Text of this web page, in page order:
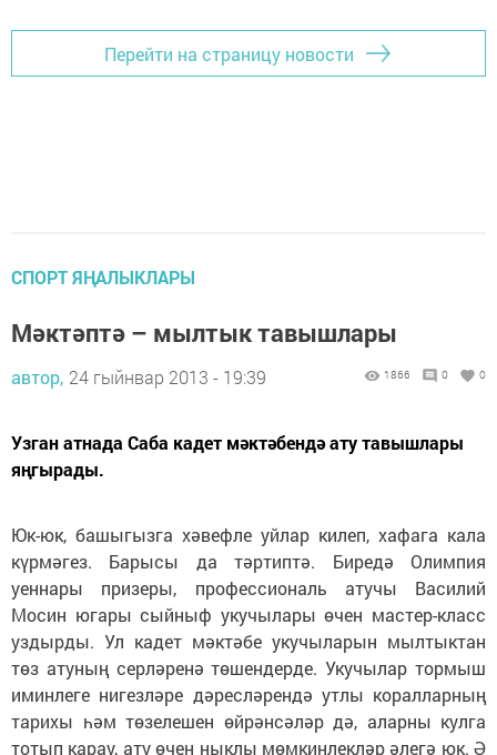
Перейти на страницу новости
СПОРТ ЯҢАЛЫКЛАРЫ
Мәктәптә – мылтык тавышлары
автор, 24 гыйнвар 2013 - 19:39 1866 0 0
Узган атнада Саба кадет мәктәбендә ату тавышлары
яңгырады.
Юк-юк, башыгызга хәвефле уйлар килеп, хафага кала
күрмәгез. Барысы да тәртиптә. Биредә Олимпия
уеннары призеры, профессиональ атучы Василий
Мосин югары сыйныф укучылары өчен мастер-класс
уздырды. Ул кадет мәктәбе укучыларын мылтыктан
төз атуның серләренә төшендерде. Укучылар тормыш
иминлеге нигезләре дәресләрендә утлы коралларның
тарихы һәм төзелешен өйрәнсәләр дә, аларны кулга
тотып карау, ату өчен ныклы мөмкинлекләр әлегә юк. Ә